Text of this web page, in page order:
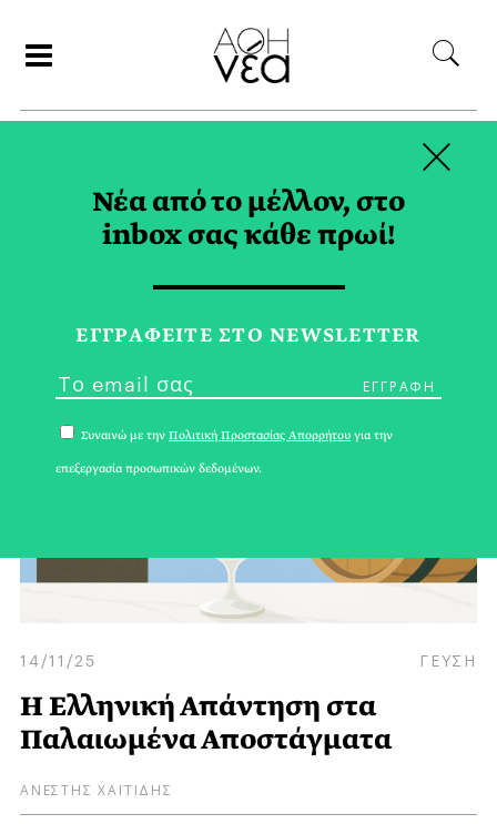
ΝΟΕΜΒΡΙΟΣ 2025
14/11/25 ΓΕΥΣΗ
Η Ελληνική Απάντηση στα
Παλαιωμένα Αποστάγματα
ΑΝΕΣΤΗΣ ΧΑΪΤΙΔΗΣ
Νέα από το μέλλον, στο
inbox σας κάθε πρωί!
ΕΓΓPΑΦΕΙΤΕ ΣΤΟ NEWSLETTER
Συναινώ με την Πολιτική Προστασίας Απορρήτου για την
επεξεργασία προσωπικών δεδομένων.
×